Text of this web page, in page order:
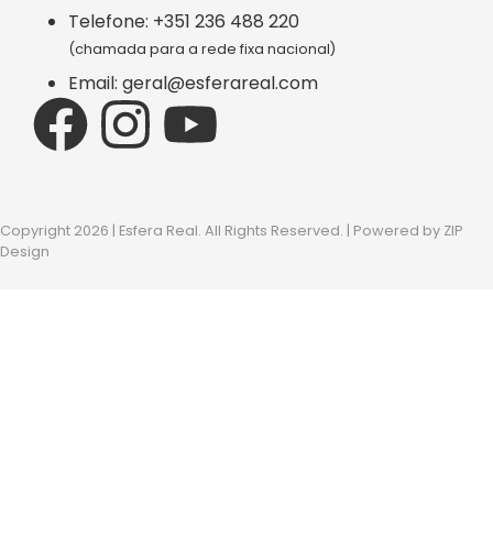
Telefone: +351 236 488 220
(chamada para a rede fixa nacional)
Email: geral@esferareal.com
Copyright 2026 | Esfera Real. All Rights Reserved. | Powered by ZIP
Design